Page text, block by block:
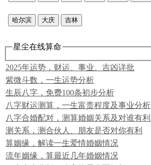
哈尔滨 大庆 吉林
星尘在线算命
2025年运势，财运、事业、吉凶详批
紫微斗数，一生运势分析
生辰八字，免费100条初步分析
八字财运测算，一生富贵程度及事业分析
八字合婚配对，测算婚姻关系及对谁有利
测关系，测合伙人、朋友是否对你有利
算姻缘，解读一生爱情婚姻情况
流年姻缘，算最近几年婚姻情况